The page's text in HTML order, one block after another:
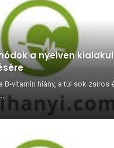
a nyelven
vitamin hiány, a túl sok zsíros